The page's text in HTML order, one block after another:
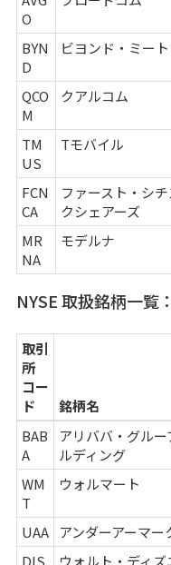
O
BYN
D
ビヨンド・ミート
QCO
M
クアルコム
TM
US
Tモバイル
FCN
CA
ファースト・シ
クシェアーズ
MR
NA
モデルナ
NYSE 取扱銘柄一覧
取引
所
コー
ド
銘柄名
BAB
A
アリババ・グルー
ルディング
WM
T
ウォルマート
UAA アンダーアーマー
DIS
ウォルト・ディズ